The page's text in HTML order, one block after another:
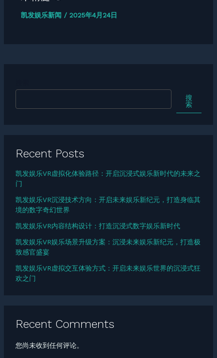
凯发娱乐新闻 / 2025年4月24日
搜
索
Recent Posts
凯发娱乐VR虚拟化体验路径：开启沉浸式娱乐新时代的未来之
门
凯发娱乐VR沉浸技术方向：开启未来娱乐新纪元，打造身临其
境的数字奇幻世界
凯发娱乐VR内容结构设计：打造沉浸式数字娱乐新时代
凯发娱乐VR娱乐场景升级方案：沉浸未来娱乐新纪元，打造极
致感官盛宴
凯发娱乐VR虚拟交互体验方式：开启未来娱乐世界的沉浸式狂
欢之门
Recent Comments
您尚未收到任何评论。